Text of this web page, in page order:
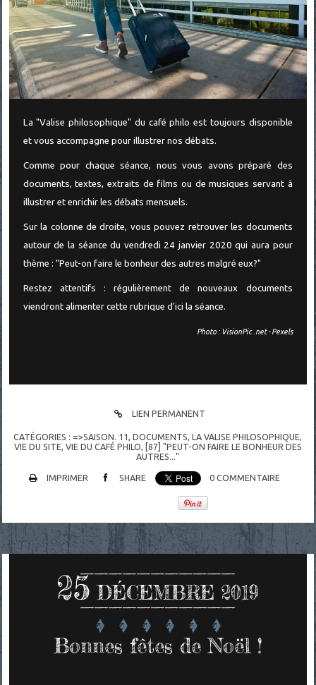
La "Valise philosophique" du café philo est toujours disponible
et vous accompagne pour illustrer nos débats.
Comme pour chaque séance, nous vous avons préparé des
documents, textes, extraits de films ou de musiques servant à
illustrer et enrichir les débats mensuels.
Sur la colonne de droite, vous pouvez retrouver les documents
autour de la séance du vendredi 24 janvier 2020 qui aura pour
thème : "Peut-on faire le bonheur des autres malgré eux?"
Restez attentifs : régulièrement de nouveaux documents
viendront alimenter cette rubrique d'ici la séance.
Photo : VisionPic .net - Pexels
LIEN PERMANENT
CATÉGORIES : =>SAISON. 11 ,DOCUMENTS ,LA VALISE PHILOSOPHIQUE
VIE DU SITE, VIE DU CAFÉ PHILO
[87] "PEUT-ON FAIRE LE BONHEUR DES
AUTRES..."
IMPRIMER SHARE 0 COMMENTAIRE
25 DÉCEMBRE 2019
Bonnes fêtes de Noël !